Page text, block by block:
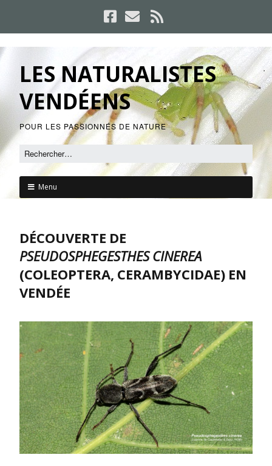
LES NATURALISTES
VENDÉENS
POUR LES PASSIONNÉS DE NATURE
Menu
DÉCOUVERTE DE
PSEUDOSPHEGESTHES CINEREA
(COLEOPTERA, CERAMBYCIDAE) EN
VENDÉE